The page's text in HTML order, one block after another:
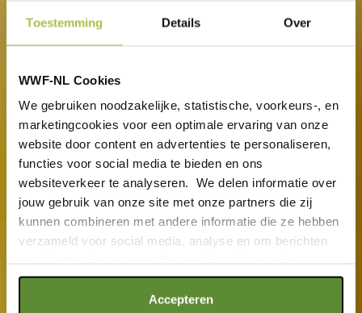
Toestemming Details Over
WWF-NL Cookies
We gebruiken noodzakelijke, statistische, voorkeurs-, en
marketingcookies voor een optimale ervaring van onze
website door content en advertenties te personaliseren,
functies voor social media te bieden en ons
websiteverkeer te analyseren. We delen informatie over
jouw gebruik van onze site met onze partners die zij
kunnen combineren met andere informatie die ze hebben
verzameld voor social media, analyse en om berichten
Als je op "Alle cookies accepteren" klikt, ga je akkoord
Accepteren
Consuminderen
hebt. Als dat zo is, kijk of je het eventueel
tweedehands kunt kopen. En als dat niet lukt,
kijk dan of het een duurzaam product is (dat het
lang meegaat) en of het een verantwoord
product is (duurzaamheids- ofbiologisch
keurmerk
19 Bespaar energie
Isoleer je woning, kies voor zuinige apparaten en